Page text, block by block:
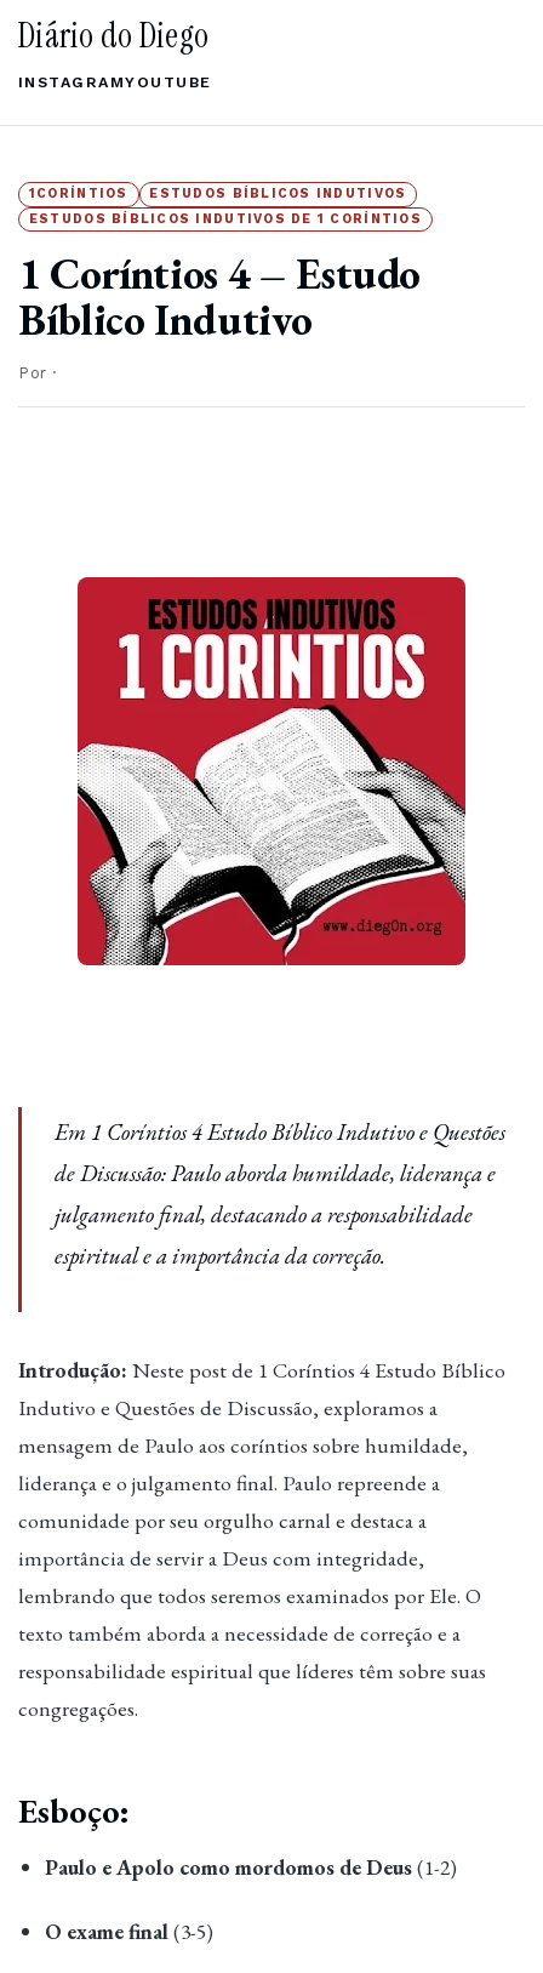
Diário do Diego
INSTAGRAMYOUTUBE
1CORÍNTIOS
ESTUDOS BÍBLICOS INDUTIVOS
ESTUDOS BÍBLICOS INDUTIVOS DE 1 CORÍNTIOS
1 Coríntios 4 – Estudo
Bíblico Indutivo
Por ·
Em 1 Coríntios 4 Estudo Bíblico Indutivo e Questões
de Discussão: Paulo aborda humildade, liderança e
julgamento final, destacando a responsabilidade
espiritual e a importância da correção.
Introdução: Neste post de 1 Coríntios 4 Estudo Bíblico
Indutivo e Questões de Discussão, exploramos a
mensagem de Paulo aos coríntios sobre humildade,
liderança e o julgamento final. Paulo repreende a
comunidade por seu orgulho carnal e destaca a
importância de servir a Deus com integridade,
lembrando que todos seremos examinados por Ele. O
texto também aborda a necessidade de correção e a
responsabilidade espiritual que líderes têm sobre suas
congregações.
Esboço:
Paulo e Apolo como mordomos de Deus(1-2)
O exame final(3-5)